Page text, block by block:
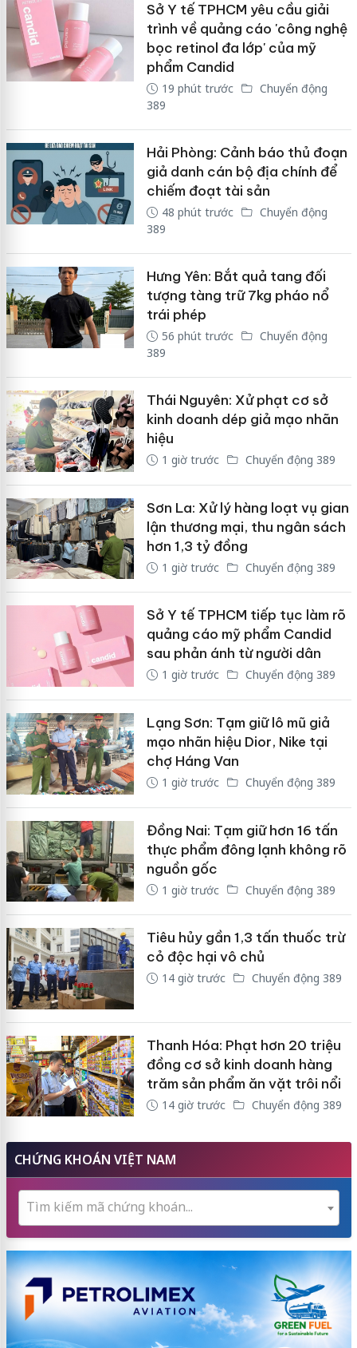
Sở Y tế TPHCM yêu cầu giải
trình về quảng cáo 'công nghệ
bọc retinol đa lớp' của mỹ
phẩm Candid
19 phút trước
Chuyển động
389
Hải Phòng: Cảnh báo thủ đoạn
giả danh cán bộ địa chính để
chiếm đoạt tài sản
48 phút trước
Chuyển động
389
Hưng Yên: Bắt quả tang đối
tượng tàng trữ 7kg pháo nổ
trái phép
56 phút trước
Chuyển động
389
Thái Nguyên: Xử phạt cơ sở
kinh doanh dép giả mạo nhãn
hiệu
1 giờ trước Chuyển động 389
Sơn La: Xử lý hàng loạt vụ gian
lận thương mại, thu ngân sách
hơn 1,3 tỷ đồng
1 giờ trước Chuyển động 389
Sở Y tế TPHCM tiếp tục làm rõ
quảng cáo mỹ phẩm Candid
sau phản ánh từ người dân
1 giờ trước Chuyển động 389
Lạng Sơn: Tạm giữ lô mũ giả
mạo nhãn hiệu Dior, Nike tại
chợ Háng Van
1 giờ trước Chuyển động 389
Đồng Nai: Tạm giữ hơn 16 tấn
thực phẩm đông lạnh không rõ
nguồn gốc
1 giờ trước Chuyển động 389
Tiêu hủy gần 1,3 tấn thuốc trừ
cỏ độc hại vô chủ
14 giờ trước Chuyển động 389
Thanh Hóa: Phạt hơn 20 triệu
đồng cơ sở kinh doanh hàng
trăm sản phẩm ăn vặt trôi nổi
14 giờ trước Chuyển động 389
CHỨNG KHOÁN VIỆT NAM
Tìm kiếm mã chứng khoán...